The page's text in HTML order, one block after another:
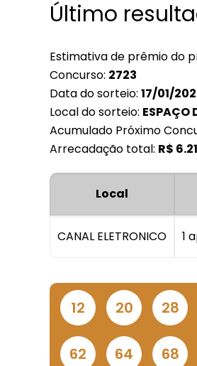
Último
Estimativa de prêmio do
Concurso: 2723
Data do sorteio:17/01/
Local do sorteio: ESPAÇO
Acumulado Próximo
Arrecadação total: R$
Local
CANAL ELETRONICO 1
12 20 28
62 64 68